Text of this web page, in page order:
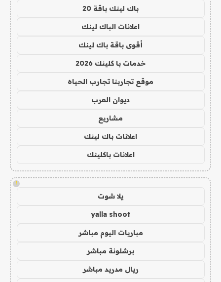
باك لينك باقة 20
اعلانات الباك لينك
أقوى باقة باك لينك
خدمات با كلينك 2026
موقع تجاربنا تجارب الحياه
ديوان العرب
مشاريع
اعلانات باك لينك
اعلانات باكلينك
!
يلا شوت
yalla shoot
مباريات اليوم مباشر
برشلونة مباشر
ريال مدريد مباشر